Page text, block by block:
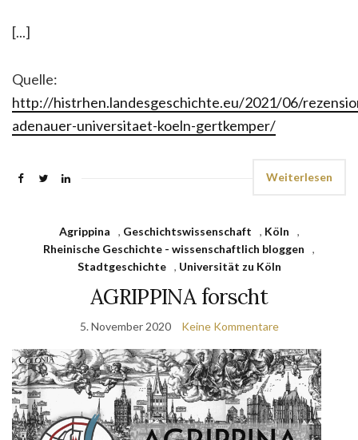
[...]
Quelle:
http://histrhen.landesgeschichte.eu/2021/06/
adenauer-universitaet-koeln-gertkemper/
Weiterlesen
Agrippina , Geschichtswissenschaft , Köln
,
Rheinische Geschichte - wissenschaftlich bloggen
,
Stadtgeschichte
, Universität zu Köln
AGRIPPINA forscht
5. November 2020 Keine Kommentare